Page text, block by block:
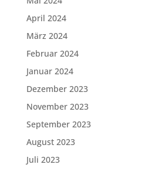
April 2024
März 2024
Februar 2024
Januar 2024
Dezember 2023
November 2023
September 2023
August 2023
Juli 2023